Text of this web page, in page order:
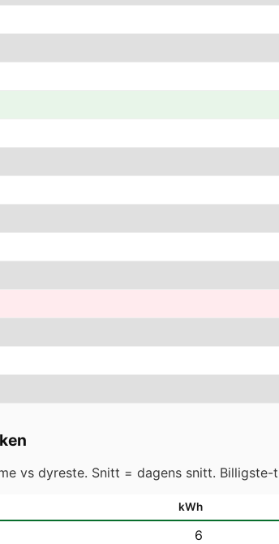
vs dyreste. Snitt = dagens snitt.
kWh
6